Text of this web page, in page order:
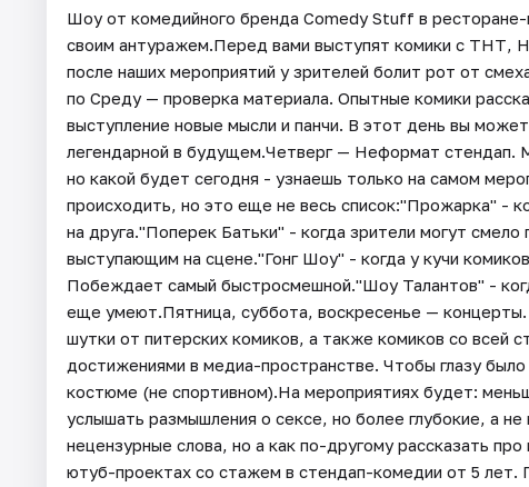
Шоу от комедийного бренда Comedy Stuff в
своим антуражем.Перед вами выступят комики с
после наших мероприятий у зрителей болит рот от
по Среду — проверка материала. Опытные комики
выступление новые мысли и панчи. В этот день вы
легендарной в будущем.Четверг — Неформат стендап.
но какой будет сегодня - узнаешь только на самом
происходить, но это еще не весь список:"Прожарка" -
на друга."Поперек Батьки" - когда зрители могут
выступающим на сцене."Гонг Шоу" - когда у кучи
Побеждает самый быстросмешной."Шоу Талантов" -
еще умеют.Пятница, суббота, воскресенье —
шутки от питерских комиков, а также комиков со всей
достижениями в медиа-пространстве. Чтобы глазу
костюме (не спортивном).На мероприятиях будет:
услышать размышления о сексе, но более глубокие, а
нецензурные слова, но а как по-другому рассказать
ютуб-проектах со стажем в стендап-комедии от 5 лет.